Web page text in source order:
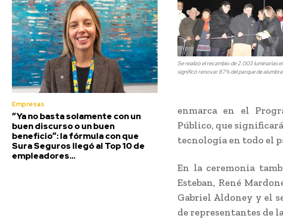
Empresas
“Ya no basta solamente con un
buen discurso o un buen
beneficio”: la fórmula con que
Sura Seguros llegó al Top 10 de
empleadores...
Se realizó el recambio de 2.003 luminarias
significó renovar 87% del parque de
enmarca en el
Público, que
tecnología en todo el
En la ceremonia
Esteban, René
Gabriel Aldoney y el
de representantes de